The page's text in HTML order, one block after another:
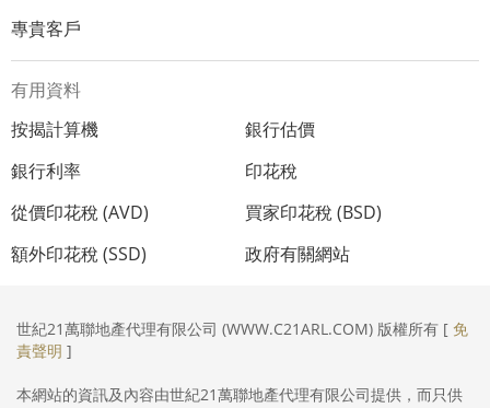
專貴客戶
有用資料
按揭計算機
銀行估價
銀行利率
印花稅
從價印花稅 (AVD)
買家印花稅 (BSD)
額外印花稅 (SSD)
政府有關網站
世紀21萬聯地產代理有限公司 (WWW.C21ARL.COM) 版權所有 [ 免
責聲明 ]
本網站的資訊及內容由世紀21萬聯地產代理有限公司提供，而只供